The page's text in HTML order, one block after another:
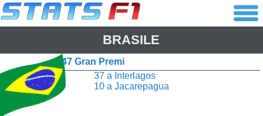
BRASILE
47 Gran Premi
37 a Interlagos
10 a Jacarepagua